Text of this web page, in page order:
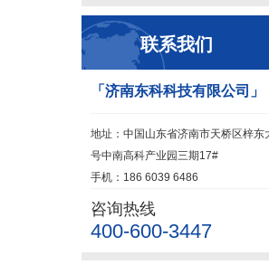
联系我们
「济南东科科技有限公司」
地址：中国山东省济南市天桥区梓东
号中南高科产业园三期17#
手机：186 6039 6486
咨询热线
400-600-3447